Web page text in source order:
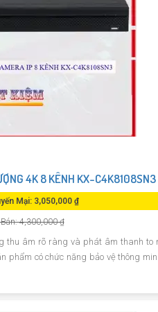
4K 8 KÊNH KX-C4K8108SN3
Mại: 3,050,000 ₫
4,300,000 ₫
thu âm rõ ràng và phát âm thanh to
phẩm có chức năng bảo vệ thông